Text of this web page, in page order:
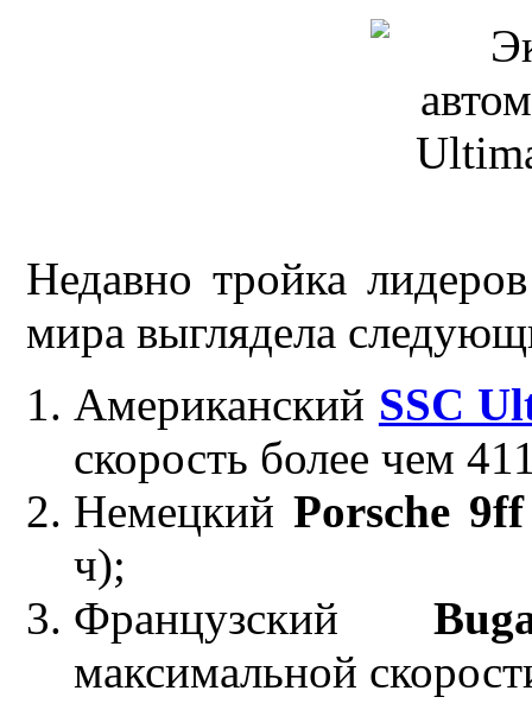
Недавно тройка
мира выглядела
Американский SSC
скорость более чем
НемецкийPorsche
ч);
Французский
максимальной